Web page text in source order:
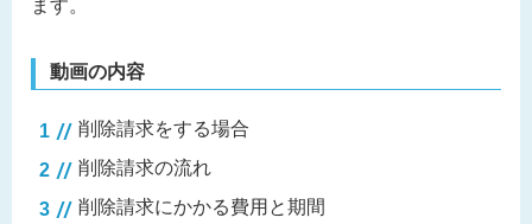
ます。
動画の内容
削除請求をする場合
削除請求の流れ
削除請求にかかる費用と期間